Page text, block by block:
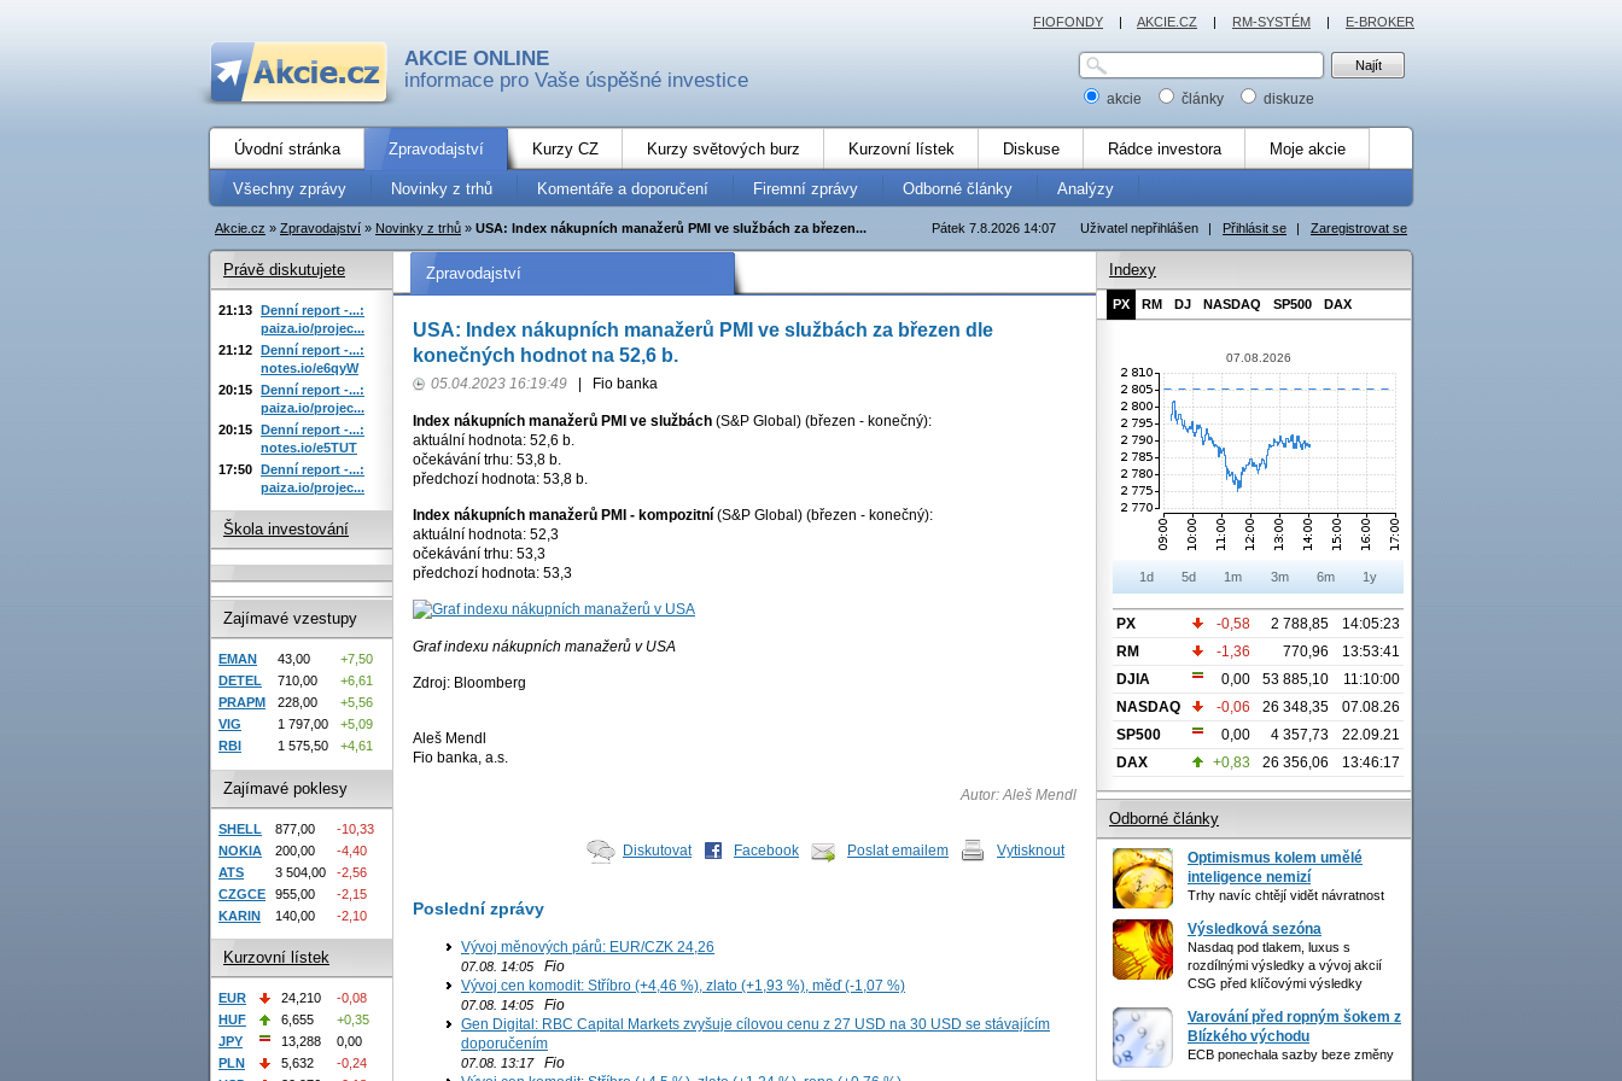
AKCIE ONLINE
informace pro Vaše úspěšné investice
akcie články diskuze
Úvodní stránka Zpravodajství Kurzy CZ Kurzy světových burz Kurzovní lístek Diskuse Rádce investora Moje akcie
Všechny zprávy Novinky z trhů Komentáře a doporučení Firemní zprávy Odborné články Analýzy
Uživatel nepřihlášen | Přihlásit se | Zaregistrovat se
Pátek 7.8.2026 14:07
Akcie.cz » Zpravodajství » Novinky z trhů » USA: Index nákupních manažerů PMI ve službách za březen...
Zpravodajství
USA: Index nákupních manažerů PMI ve službách za březen dle
konečných hodnot na 52,6 b.
05.04.2023 16:19:49 Fio banka
Index nákupních manažerů PMI ve službách (S&P Global) (březen - konečný):
aktuální hodnota: 52,6 b.
očekávání trhu: 53,8 b.
předchozí hodnota: 53,8 b.
Index nákupních manažerů PMI - kompozitní (S&P Global) (březen - konečný):
aktuální hodnota: 52,3
očekávání trhu: 53,3
předchozí hodnota: 53,3
Graf indexu nákupních manažerů v USA
Zdroj: Bloomberg
Aleš Mendl
Fio banka, a.s.
Autor: Aleš Mendl
Diskutovat Facebook Poslat emailem Vytisknout
Poslední zprávy
Vývoj měnových párů: EUR/CZK 24,26
07.08. 14:05 Fio
Vývoj cen komodit: Stříbro (+4,46 %), zlato (+1,93 %), měď (-1,07 %)
07.08. 14:05 Fio
Gen Digital: RBC Capital Markets zvyšuje cílovou cenu z 27 USD na 30 USD se stávajícím
doporučením
07.08. 13:17Fio
Právě diskutujete
21:13 Denní report -...:
paiza.io/projec...
21:12 Denní report -...:
notes.io/e6qyW
20:15 Denní report -...:
paiza.io/projec...
20:15 Denní report -...:
notes.io/e5TUT
17:50 Denní report -...:
paiza.io/projec...
Škola investování
Zajímavé vzestupy
EMAN 43,00
+7,50
DETEL
710,00
+6,61
PRAPM
228,00
+5,56
VIG
1 797,00
+5,09
RBI
1 575,50 +4,61
Zajímavé poklesy
SHELL 877,00
-10,33
NOKIA
200,00
-4,40
ATS
3 504,00
-2,56
CZGCE
955,00
-2,15
KARIN
140,00 -2,10
Kurzovní lístek
EUR 24,210
-0,08
HUF
6,655
+0,35
JPY
13,288
0,00
PLN
5,632
-0,24
Indexy
PX RM DJ NASDAQ SP500 DAX
07.08.2026
1d 5d 1m 3m 6m 1y
PX -0,58 2 788,85
14:05:23
RM
-1,36 770,96
13:53:41
DJIA
0,00 53 885,10
11:10:00
NASDAQ
-0,06 26 348,35
07.08.26
SP500
0,00 4 357,73
22.09.21
DAX
+0,83 26 356,06 13:46:17
Odborné články
Optimismus kolem umělé
inteligence nemizí
Trhy navíc chtějí vidět návratnost
Výsledková sezóna
Nasdaq pod tlakem, luxus s
rozdílnými výsledky a vývoj akcií
CSG před klíčovými výsledky
Varování před ropným šokem z
Blízkého východu
ECB ponechala sazby beze změny
FIOFONDY | AKCIE.CZ | RM-SYSTÉM | E-BROKER